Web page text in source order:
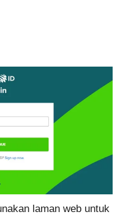
laman web untuk